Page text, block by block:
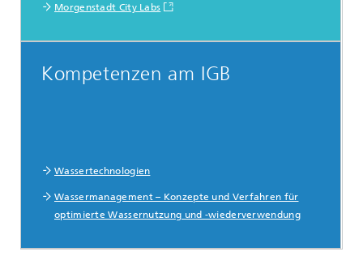
Morgenstadt City Labs
Kompetenzen am IGB
Wassertechnologien
Wassermanagement – Konzepte und Verfahren für
optimierte Wassernutzung und -wiederverwendung